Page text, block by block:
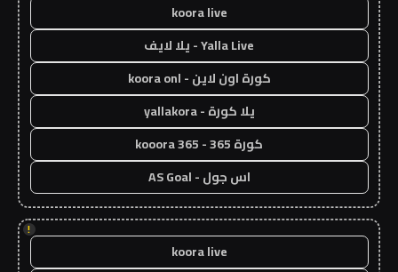
koora live
Yalla Live - يلا لايف
كورة اون لاين - koora onl
يلا كورة - yallakora
كورة 365 - kooora 365
اس جول - AS Goal
!
koora live